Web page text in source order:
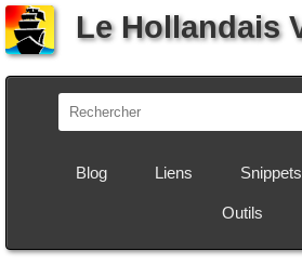
Le Hollandais
Blog Liens Snippets
Outils